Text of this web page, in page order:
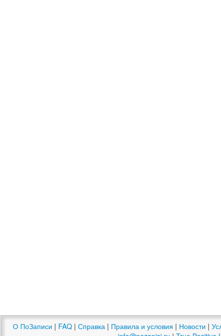
О ПоЗаписи | FAQ | Справка | Правила и условия | Новости |